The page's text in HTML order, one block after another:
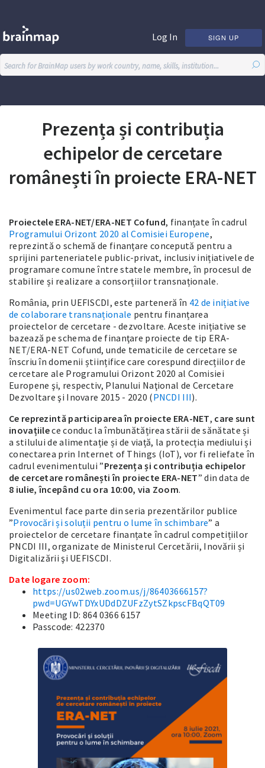
Log In SIGN UP
Prezența și contribuția
echipelor de cercetare
românești în proiecte ERA-NET
Proiectele ERA-NET/ERA-NET Cofund, finanțate în cadrul
Programului Orizont 2020 al Comisiei Europene,
reprezintă o schemă de finanțare concepută pentru a
sprijini parteneriatele public-privat, inclusiv inițiativele de
programare comune între statele membre, în procesul de
stabilire și realizare a consorțiilor transnaționale.
România, prin UEFISCDI, este parteneră în 42 de inițiative
de colaborare transnaționale pentru finanțarea
proiectelor de cercetare - dezvoltare. Aceste inițiative se
bazează pe schema de finanţare proiecte de tip ERA-
NET/ERA-NET Cofund, unde tematicile de cercetare se
înscriu în domenii științifice care corespund direcțiilor de
cercetare ale Programului Orizont 2020 al Comisiei
Europene şi, respectiv, Planului Naţional de Cercetare
Dezvoltare şi Inovare 2015 - 2020 (PNCDI III).
Ce reprezintă participarea în proiecte ERA-NET, care sunt
inovațiilece conduc la îmbunătățirea stării de sănătate și
a stilului de alimentație și de viață, la protecția mediului și
conectarea prin Internet of Things (IoT), vor fi reliefate în
cadrul evenimentului ”Prezența și contribuția echipelor
de cercetare românești în proiecte ERA-NET” din data de
8 iulie, începând cu ora 10:00, via Zoom.
Evenimentul face parte din seria prezentărilor publice
”Provocări și soluții pentru o lume în schimbare” a
proiectelor de cercetare finanțate în cadrul competițiilor
PNCDI III, organizate de Ministerul Cercetării, Inovării și
Digitalizării şi UEFISCDI.
Date logare zoom:
https://us02web.zoom.us/j/86403666157?
pwd=UGYwTDYxUDdDZUFzZytSZkpscFBqQT09
Meeting ID: 864 0366 6157
Passcode: 422370